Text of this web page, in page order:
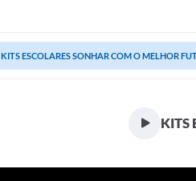
KITS ESCOLARES SONHAR COM O MELHOR
KITS